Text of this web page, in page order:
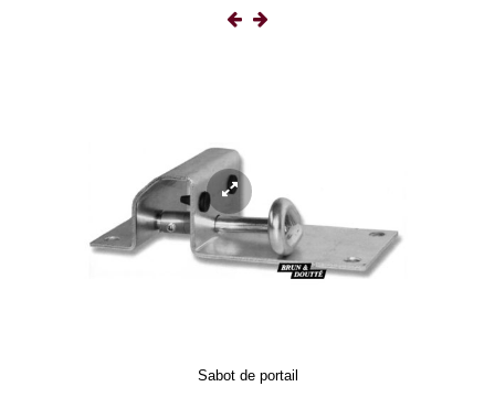
Sabot de portail
lightbox